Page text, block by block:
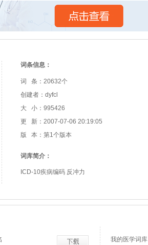
词条信息：
词 条：20632个
创建者：dyfcl
大 小：995426
更 新：2007-07-06 20:19:05
版 本：第1个版本
词库简介：
ICD-10疾病编码 反冲力
我的医学词库